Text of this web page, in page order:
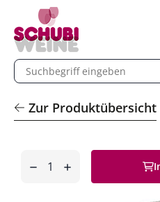
eingeben
Zur Produktübersicht